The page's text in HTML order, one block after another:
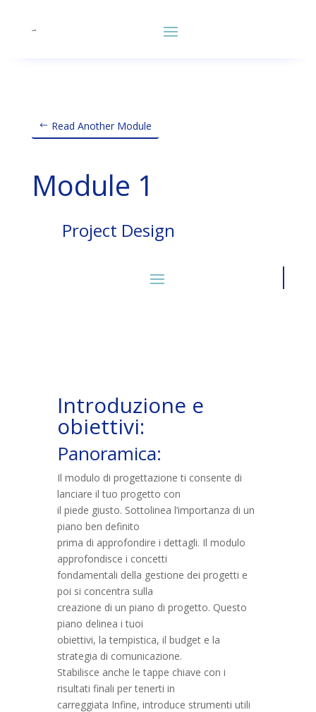
Read Another Module
Module 1
Project Design
Introduzione e
obiettivi:
Panoramica:
Il modulo di progettazione ti consente di
lanciare il tuo progetto con
il piede giusto. Sottolinea l’importanza di un
piano ben definito
prima di approfondire i dettagli. Il modulo
approfondisce i concetti
fondamentali della gestione dei progetti e
poi si concentra sulla
creazione di un piano di progetto. Questo
piano delinea i tuoi
obiettivi, la tempistica, il budget e la
strategia di comunicazione.
Stabilisce anche le tappe chiave con i
risultati finali per tenerti in
carreggiata Infine, introduce strumenti utili